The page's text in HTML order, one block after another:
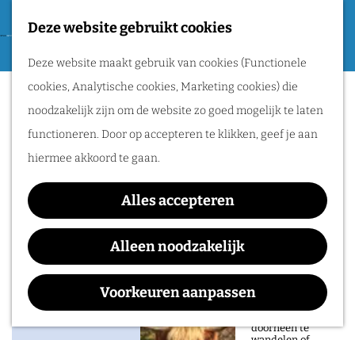
Deze website gebruikt cookies
Deze website maakt gebruik van cookies (Functionele
cookies, Analytische cookies, Marketing cookies) die
noodzakelijk zijn om de website zo goed mogelijk te laten
functioneren. Door op accepteren te klikken, geef je aan
hiermee akkoord te gaan.
Alles accepteren
Alleen noodzakelijk
Voorkeuren aanpassen
a
F
a
v
o
r
i
e
e
M
e
n
u
Routes
Wandelen
Fietsen
Routeplanner
Natuurgebieden
in het Rijk van
natuur in het Rijk
van Nijmegen is
doorheen te
Gemaal Oude Rijn
Contact
Gemaal Oude Rijn
Deukerdijk 42
6911 KLPannerden
Plan je routen
a